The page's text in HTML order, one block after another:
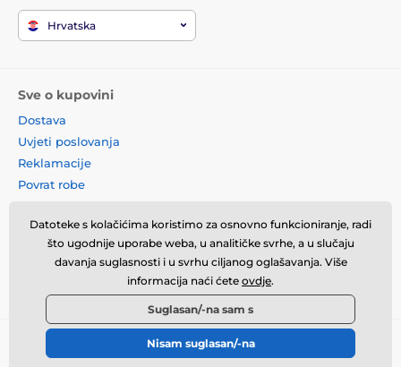
Hrvatska
Sve o kupovini
Dostava
Uvjeti poslovanja
Reklamacije
Povrat robe
Načela o korištenju kolačića
Kontaktne informacije
Informacije o obradi osobnih
© 2026 momanio.hr ⦁ E-trgovinu izradila
Datoteke s kolačićima koristimo za osnovno funkcioniranje, radi
što ugodnije uporabe weba, u analitičke svrhe, a u slučaju
davanja suglasnosti i u svrhu ciljanog oglašavanja. Više
informacija naći ćete ovdje.
Suglasan/-na sam s
Nisam suglasan/-na